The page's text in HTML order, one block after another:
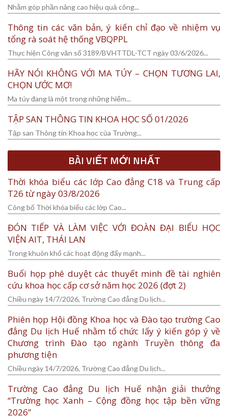
Nhằm góp phần nâng cao hiệu quả công...
Thông tin các văn bản, ý kiến chỉ đạo về nhiệm vụ
tổng rà soát hệ thống VBQPPL
Thực hiện Công văn số 3189/BVHTTDL-TCT ngày 03/6/2026...
HÃY NÓI KHÔNG VỚI MA TÚY – CHỌN TƯƠNG LAI,
CHỌN ƯỚC MƠ!
Ma túy đang là một trong những hiểm...
TẬP SAN THÔNG TIN KHOA HỌC SỐ 01/2026
Tập san Thông tin Khoa học của Trường...
BÀI VIẾT MỚI NHẤT
Thời khóa biểu các lớp Cao đẳng C18 và Trung cấp
T26 từ ngày 03/8/2026
Công bố Thời khóa biểu các lớp Cao...
ĐÓN TIẾP VÀ LÀM VIỆC VỚI ĐOÀN ĐẠI BIỂU HỌC
VIỆN AIT, THÁI LAN
Trong khuôn khổ các hoạt động đẩy mạnh...
Buổi họp phê duyệt các thuyết minh đề tài nghiên
cứu khoa học cấp cơ sở năm học 2026 (đợt 2)
Chiều ngày 14/7/2026, Trường Cao đẳng Du lịch...
Phiên họp Hội đồng Khoa học và Đào tạo trường Cao
đẳng Du lịch Huế nhằm tổ chức lấy ý kiến góp ý về
Chương trình Đào tạo ngành Truyền thông đa
phương tiện
Chiều ngày 14/7/2026, Trường Cao đẳng Du lịch...
Trường Cao đẳng Du lịch Huế nhận giải thưởng
“Trường học Xanh – Cộng đồng học tập bền vững
2026”